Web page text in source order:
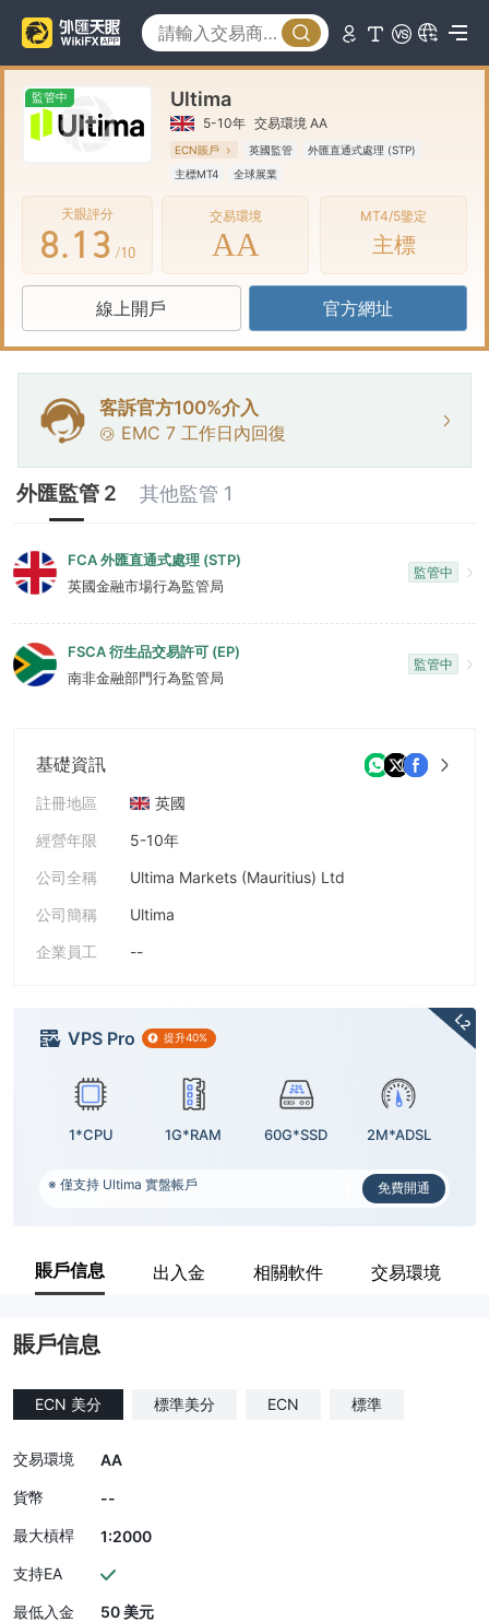
監管中 Ultima
5-10年 交易環境 AA
ECN賬戶 英國監管
外匯直通式處理 (STP)
主標MT4
全球展業
天眼評分
3
4
5
6
7
8
9
.
0
1
2
3
4
5
6
7
8
9
0
2
3
4
5
6
7
8
9
/10
交易環境
AA
MT4/5鑒定
主標
線上開戶 官方網址
客訴官方100%介入
EMC 7 工作日內回復
外匯監管 2 其他監管 1
FCA 外匯直通式處理 (STP)
英國金融市場行為監管局
監管中
FSCA 衍生品交易許可 (EP)
南非金融部門行為監管局
監管中
基礎資訊
註冊地區
英國
經營年限
5-10年
公司全稱
Ultima Markets (Mauritius) Ltd
公司簡稱
Ultima
企業員工
--
VPS Pro 提升40%
1*CPU 1G*RAM 60G*SSD 2M*ADSL
※ 僅支持 Ultima 實盤帳戶 免費開通
L2
賬戶信息 出入金 相關軟件 交易環境
賬戶信息
ECN 美分 標準美分 ECN 標準
交易環境
AA
貨幣
--
最大槓桿
1:2000
支持EA
最低入金 50 美元